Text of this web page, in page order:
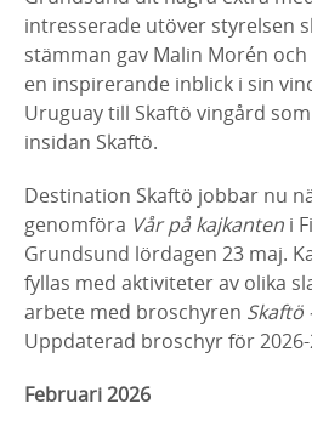
intresserade utöver styrelsen
stämman gav Malin Morén
en inspirerande inblick i sin
Uruguay till Skaftö vingård
insidan Skaftö.
Destination Skaftö jobbar nu
genomföra Vår på kajkanten i
Grundsund lördagen 23 maj.
fyllas med aktiviteter av olika
arbete med broschyren Skaftö
Uppdaterad broschyr för 2026-
Februari 2026